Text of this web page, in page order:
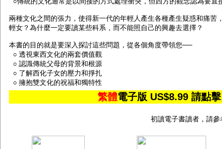
兩種文化之間的張力，使得新一代的年輕人產生各種產生疑惑和痛
輕女？為什麼一定要讀某些科系，而不能照自己的興趣去選擇？
本書的目的就是要深入探討這些問題，從各個角度帶領您──
○ 透視東西文化的兩套價值觀
○ 認識傳統父母的背景和根源
○ 了解西化子女的壓力和掙扎
○ 擁抱雙文化的祝福和獨特性
繁體電子版 US$8.99 請點
初讀電子書讀者，請參